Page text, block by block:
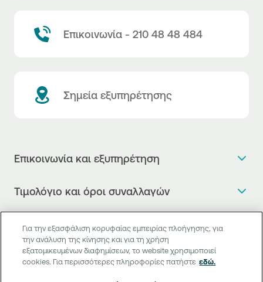
Επικοινωνία - 210 48 48 484
Σημεία εξυπηρέτησης
Επικοινωνία και εξυπηρέτηση
Η νέα Ψηφιακή Εποχή στις συναλλαγές, έφτασε!
Θέλω να μιλήσω με Corporate Transaction Banking
Officer
Τιμολόγιο και όροι συναλλαγών
Τιμολόγιο της Τράπεζας
Δελτίο τιμών συναλλάγματος
Δελτίο πληροφόρησης περί τελών
Χρήσιμοι σύνδεσμοι
Συχνές ερωτήσεις
Κανονιστική Συμμόρφωση
Digital Banking
Για την εξασφάλιση κορυφαίας εμπειρίας πλοήγησης, για
την ανάλυση της κίνησης και για τη χρήση
εξατομικευμένων διαφημίσεων, το website χρησιμοποιεί
cookies. Για περισσότερες πληροφορίες πατήστε εδώ.